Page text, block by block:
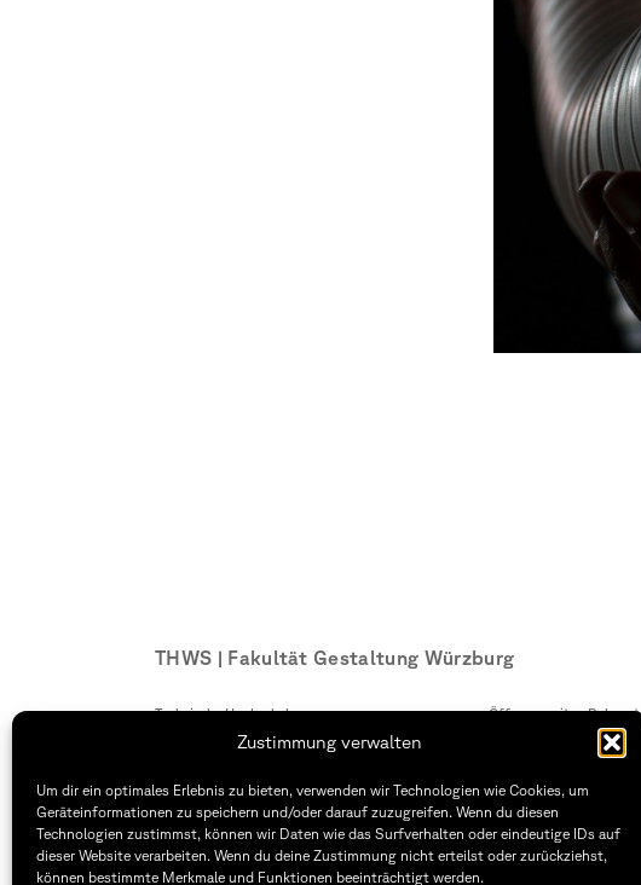
Zustimmung verwalten
Um dir ein optimales Erlebnis zu bieten, verwenden wir Technologien wie Cookies, um
Geräteinformationen zu speichern und/oder darauf zuzugreifen. Wenn du diesen
Technologien zustimmst, können wir Daten wie das Surfverhalten oder eindeutige IDs auf
dieser Website verarbeiten. Wenn du deine Zustimmung nicht erteilst oder zurückziehst,
können bestimmte Merkmale und Funktionen beeinträchtigt werden.
THWS | Fakultät Gestaltung Würzburg
Technische Hochschule
Würzburg-Schweinfurt
97074 Würzburg
tel: +49 931 35 11 93 02
mail: dekanat.fg@thws.de
Öffnungszeiten Dekanat
Dienstag & Donnerstag
8:30 – 15:30
Raum: I.1.29